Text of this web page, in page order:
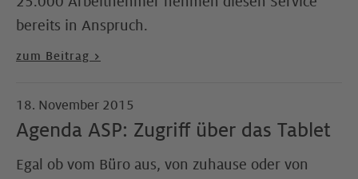
bereits in Anspruch.
zum Beitrag >
18. November 2015
Agenda ASP: Zugriff über das Tablet
Egal ob vom Büro aus, von zuhause oder von